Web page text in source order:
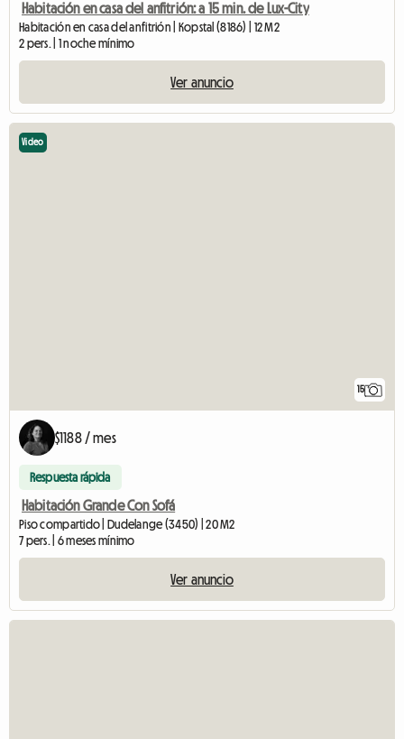
Habitación en casa del anfitrión: a 15 min. de Lux-City
Habitación en casa del anfitrión | Kopstal (8186) | 12 M2
2 pers. | 1 noche mínimo
Ver anuncio
15
Video
$1188 / mes
Respuesta rápida
Habitación Grande Con Sofá
Piso compartido | Dudelange (3450) | 20 M2
7 pers. | 6 meses mínimo
Ver anuncio